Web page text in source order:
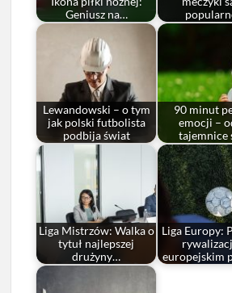
Geniusz na…
Lewandowski – o tym
jak polski futbolista
podbija świat
90 minut
emocji –
tajemnice
Liga Mistrzów: Walka o
tytuł najlepszej
drużyny…
Liga Europy:
europejskim